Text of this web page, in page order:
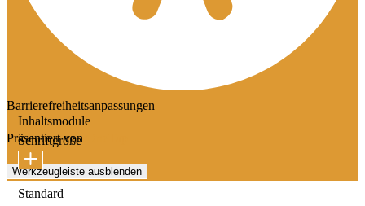
Barrierefreiheitsanpassungen
Präsentiert von
Werkzeugleiste ausblenden
Inhaltsmodule
Schriftgröße
Standard